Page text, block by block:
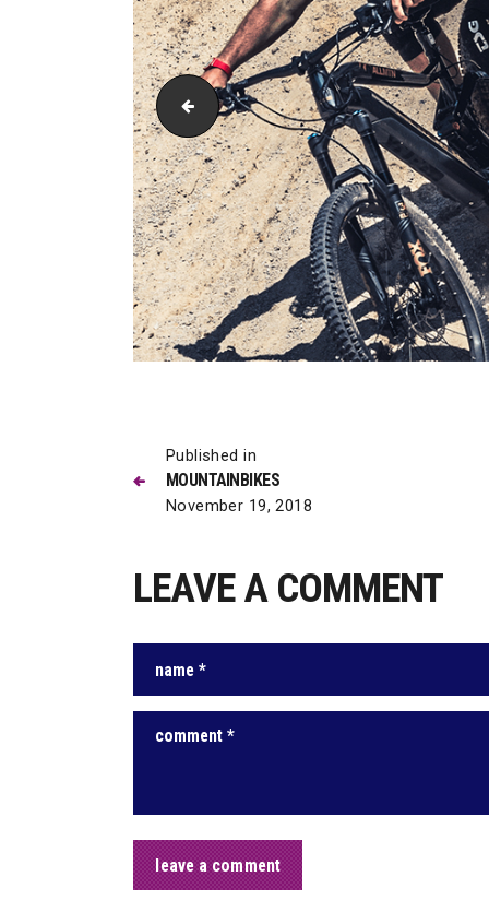
reuter-haibike1
Published in
post:
MOUNTAINBIKES
November 19, 2018
LEAVE A COMMENT